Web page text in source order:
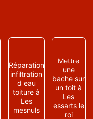
Réparation
infiltration
d eau
toiture à
Les
mesnuls
Mettre
une
bache sur
un toit à
Les
essarts le
roi